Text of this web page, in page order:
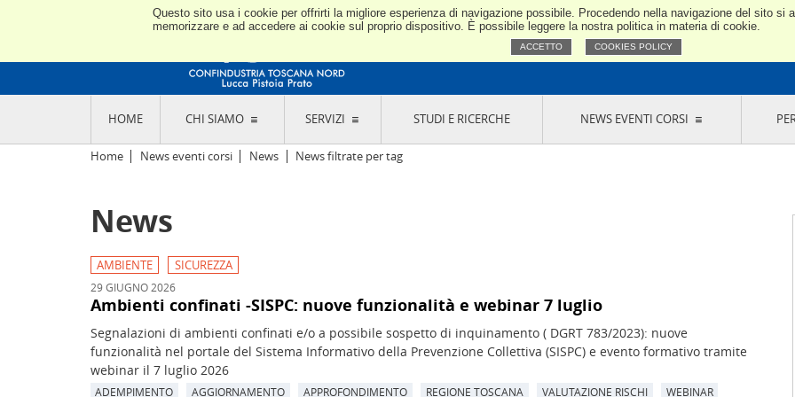
Questo sito usa i cookie per offrirti la migliore esperienza di navigazione possibile. Procedendo nella navigazione del sito si
memorizzare e ad accedere ai cookie sul proprio dispositivo. È possibile leggere la nostra politica in materia di cookie.
ACCETTO COOKIES POLICY
Confindustria Toscana Nord
HOME CHI SIAMO
L'ASSOCIAZIONE
CODICE ETICO E DEI VALORI ASSOCIATIVI
TRASPARENZA CONTRIBUTI PUBBLICI
L'INDUSTRIA E IL TERRITORIO DI LUCCA,
PISTOIA E PRATO
SEDI E CONTATTI
ABOUT US
GOVERNANCE
COMITATO PICCOLA
INDUSTRIA
GIOVANI IMPRENDITORI
SERVIZI STUDI E RICERCHE NEWS EVENTI CORSI
Home News eventi corsi News News filtrate per tag
News
AMBIENTE SICUREZZA
29 GIUGNO 2026
Ambienti confinati -SISPC: nuove funzionalità e webinar 7 luglio
Segnalazioni di ambienti confinati e/o a possibile sospetto di inquinamento ( DGRT 783/2023): nuove
funzionalità nel portale del Sistema Informativo della Prevenzione Collettiva (SISPC) e evento formativo tramite
webinar il 7 luglio 2026
ADEMPIMENTO AGGIORNAMENTO APPROFONDIMENTO REGIONE TOSCANA VALUTAZIONE RISCHI WEBINAR